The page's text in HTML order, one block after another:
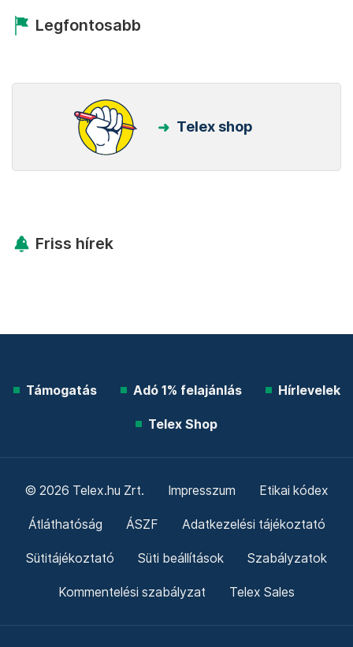
Legfontosabb
Telex shop
Friss hírek
Támogatás Adó 1% felajánlás Hírlevelek
Telex Shop
© 2026 Telex.hu Zrt. Impresszum Etikai kódex
Átláthatóság ÁSZF Adatkezelési tájékoztató
Sütitájékoztató Süti beállítások Szabályzatok
Kommentelési szabályzat Telex Sales